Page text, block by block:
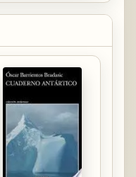
an
system,
and
use of the
of
environment led
of Web search
has brought
a wider variety